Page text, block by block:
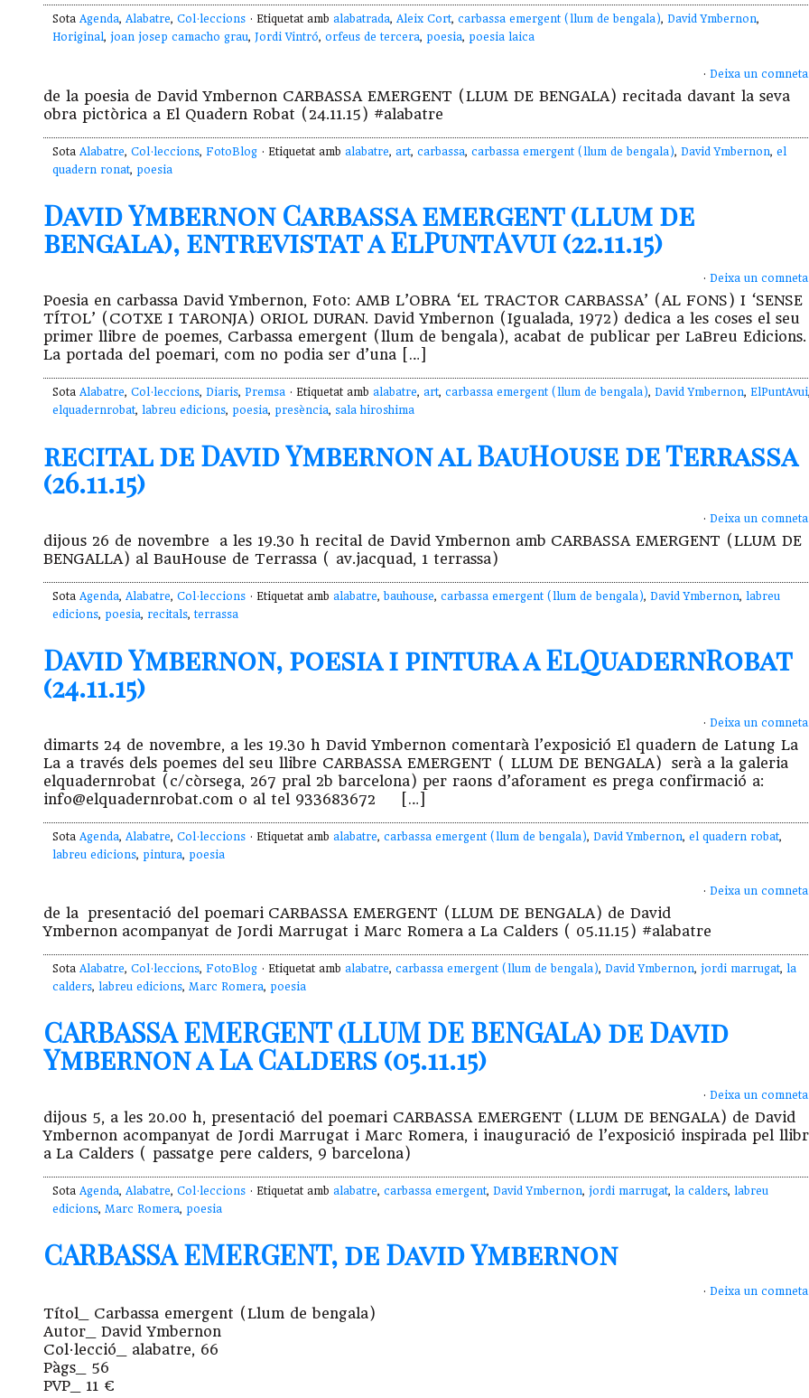
Sota Agenda, Alabatre, Col·leccions · Etiquetat amb alabatrada, Aleix Cort, carbassa emergent (llum de bengala), David Ymbernon,
Horiginal, joan josep camacho grau, Jordi Vintró, orfeus de tercera, poesia, poesia laica
· Deixa un
de la poesia de David Ymbernon CARBASSA EMERGENT (LLUM DE BENGALA) recitada davant la seva
obra pictòrica a El Quadern Robat (24.11.15) #alabatre
Sota Alabatre, Col·leccions, FotoBlog · Etiquetat amb alabatre, art, carbassa, carbassa emergent (llum de bengala), David Ymbernon, el
quadern ronat, poesia
David Ymbernon Carbassa emergent (llum de
bengala), entrevistat a ElPuntAvui (22.11.15)
· Deixa un
Poesia en carbassa David Ymbernon, Foto: AMB L’OBRA ‘EL TRACTOR CARBASSA’ (AL FONS) I ‘SENSE
TÍTOL’ (COTXE I TARONJA) ORIOL DURAN. David Ymbernon (Igualada, 1972) dedica a les coses el seu
primer llibre de poemes, Carbassa emergent (llum de bengala), acabat de publicar per LaBreu Edicions.
La portada del poemari, com no podia ser d’una […]
Sota Alabatre, Col·leccions, Diaris, Premsa · Etiquetat amb alabatre, art, carbassa emergent (llum de bengala), David Ymbernon, ElPuntAvui,
elquadernrobat, labreu edicions, poesia, presència, sala hiroshima
recital de David Ymbernon al BauHouse de Terrassa
(26.11.15)
· Deixa un
dijous 26 de novembre a les 19.30 h recital de David Ymbernon amb CARBASSA EMERGENT (LLUM DE
BENGALLA) al BauHouse de Terrassa ( av.jacquad, 1 terrassa)
Sota Agenda, Alabatre, Col·leccions · Etiquetat amb alabatre,bauhouse, carbassa emergent (llum de bengala), David Ymbernon, labreu
edicions, poesia, recitals, terrassa
David Ymbernon, poesia i pintura a ElQuadernRobat
(24.11.15)
· Deixa un
dimarts 24 de novembre, a les 19.30 h David Ymbernon comentarà l’exposició El quadern de Latung La
La a través dels poemes del seu llibre CARBASSA EMERGENT ( LLUM DE BENGALA) serà a la galeria
elquadernrobat (c/còrsega, 267 pral 2b barcelona) per raons d’aforament es prega confirmació a:
info@elquadernrobat.com o al tel 933683672 […]
Sota Agenda, Alabatre, Col·leccions · Etiquetat amb alabatre, carbassa emergent (llum de bengala), David Ymbernon, el quadern robat,
labreu edicions, pintura, poesia
· Deixa un
de la presentació del poemari CARBASSA EMERGENT (LLUM DE BENGALA) de David
Ymbernon acompanyat de Jordi Marrugat i Marc Romera a La Calders ( 05.11.15) #alabatre
Sota Alabatre, Col·leccions, FotoBlog · Etiquetat amb alabatre, carbassa emergent (llum de bengala), David Ymbernon, jordi marrugat, la
calders, labreu edicions, Marc Romera, poesia
CARBASSA EMERGENT (LLUM DE BENGALA) de David
Ymbernon a La Calders (05.11.15)
· Deixa un
dijous 5, a les 20.00 h, presentació del poemari CARBASSA EMERGENT (LLUM DE BENGALA) de David
Ymbernon acompanyat de Jordi Marrugat i Marc Romera, i inauguració de l’exposició inspirada pel
a La Calders ( passatge pere calders, 9 barcelona)
Sota Agenda, Alabatre, Col·leccions · Etiquetat amb alabatre, carbassa emergent, David Ymbernon, jordi marrugat, la calders, labreu
edicions, Marc Romera, poesia
CARBASSA EMERGENT, de David Ymbernon
· Deixa un
Títol_ Carbassa emergent (Llum de bengala)
Autor_ David Ymbernon
Col·lecció_ alabatre, 66
Pàgs_ 56
PVP_ 11 €